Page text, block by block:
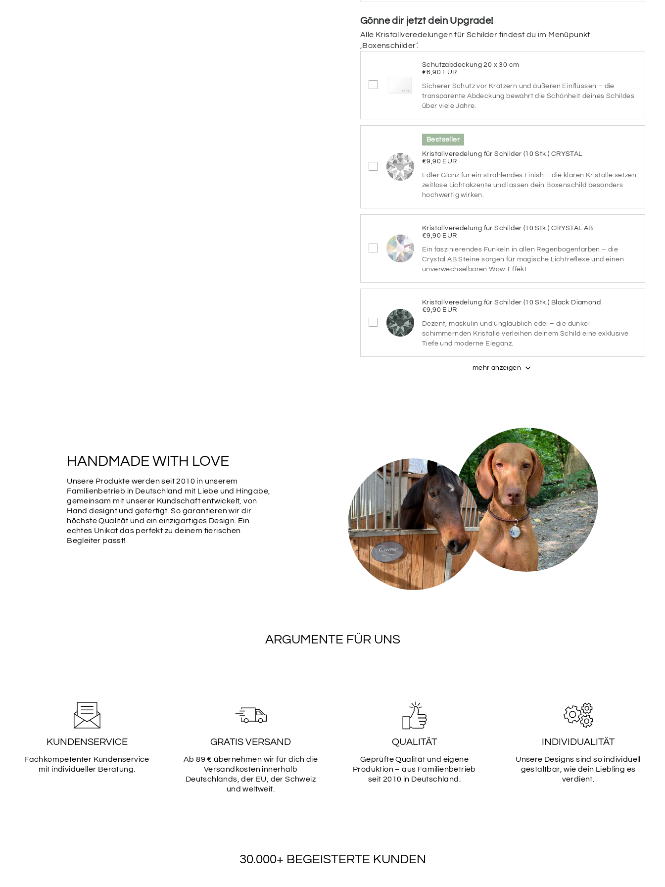
Welche Farben soll dein Schild haben? Wir wählen passend eine
Hintergrundfarbe und nutzen die restlichen für Schrift & Details.
BROWNIE
GREY
SEA SIDE
VERRY
AQUA
BLUE
BLACK
NATURE
JADE
SEA
SILENT
PASTELL
OCEAN
BEACH
SAGE
ALUMINA
PASTELL
FORREST
PASTELL
NUT
PASTELL
ROSE
WIE 1.
PRODUKTBILD
Schriftarten
Bitte wähle hier deine gewünschte Schriftart aus (bis zu 2)
SCHRIFTART
4
SCHRIFTART
5
SCHRIFTART
6
SCHRIFTART
SCHRIFTART
8
SCHRIFTART
13
SCHRIFTART
SCHRIFTART
15
SCHRIFTART
SCHRIFTART
Gönne dir jetzt dein Upgrade!
Alle Kristallveredelungen für Schilder findest du im Menüpunkt
‚Boxenschilder‘.
Schutzabdeckung 20 x 30 cm
€6,90 EUR
Sicherer Schutz vor Kratzern und äußeren Einflüssen – die
transparente Abdeckung bewahrt die Schönheit deines Schildes
über viele Jahre.
Bestseller
Kristallveredelung für Schilder (10 Stk.) CRYSTAL
€9,90 EUR
Edler Glanz für ein strahlendes Finish – die klaren Kristalle setzen
zeitlose Lichtakzente und lassen dein Boxenschild besonders
hochwertig wirken.
Kristallveredelung für Schilder (10 Stk.) CRYSTAL AB
€9,90 EUR
Ein faszinierendes Funkeln in allen Regenbogenfarben – die
Crystal AB Steine sorgen für magische Lichtreflexe und einen
unverwechselbaren Wow-Effekt.
Kristallveredelung für Schilder (10 Stk.) Black Diamond
€9,90 EUR
Dezent, maskulin und unglaublich edel – die dunkel
schimmernden Kristalle verleihen deinem Schild eine exklusive
Tiefe und moderne Eleganz.
mehr anzeigen
HANDMADE WITH LOVE
Unsere Produkte werden seit 2010 in unserem
Familienbetrieb in Deutschland mit Liebe und Hingabe,
gemeinsam mit unserer Kundschaft entwickelt, von
Hand designt und gefertigt. So garantieren wir dir
höchste Qualität und ein einzigartiges Design. Ein
echtes Unikat das perfekt zu deinem tierischen
Begleiter passt!
ARGUMENTE FÜR UNS
KUNDENSERVICE
Fachkompetenter Kundenservice
mit individueller Beratung.
GRATIS VERSAND
Ab 89 € übernehmen wir für dich die
Versandkosten innerhalb
Deutschlands, der EU, der Schweiz
und weltweit.
QUALITÄT
Geprüfte Qualität und eigene
Produktion – aus Familienbetrieb
seit 2010 in Deutschland.
INDIVIDUALITÄT
Unsere Designs sind so individuell
gestaltbar, wie dein Liebling es
verdient.
30.000+ BEGEISTERTE KUNDEN